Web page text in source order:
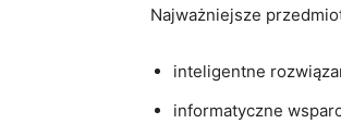
Najważniejsze
inteligentne
informatyczne